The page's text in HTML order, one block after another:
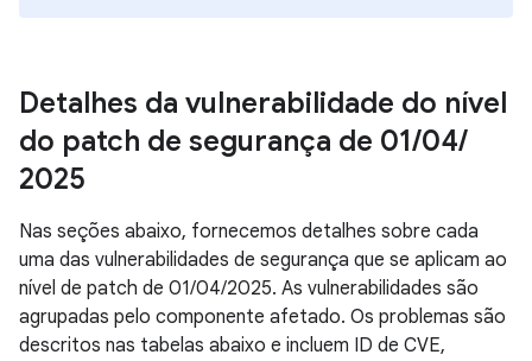
Detalhes da vulnerabilidade do nível
do patch de segurança de 01/04/
2025
Nas seções abaixo, fornecemos detalhes sobre cada
uma das vulnerabilidades de segurança que se aplicam ao
nível de patch de 01/04/2025. As vulnerabilidades são
agrupadas pelo componente afetado. Os problemas são
descritos nas tabelas abaixo e incluem ID de CVE,